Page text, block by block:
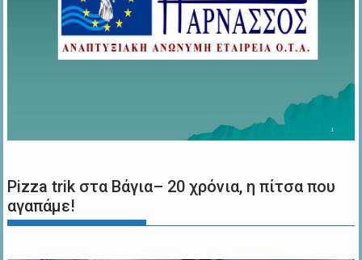
Pizza trik στα Βάγια– 20 χρόνια, η πίτσα που
αγαπάμε!